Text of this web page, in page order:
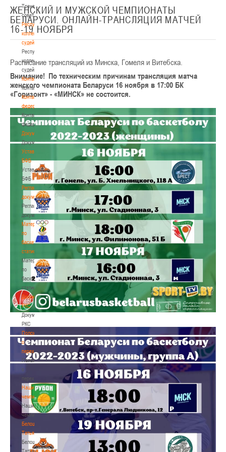
Тренерский
совет
Республиканская
коллегия
судей
Республиканская
коллегия
судей
Контакты
Контакты
Контакты
федерации
Контакты
федерации
Документы
Документы
Устав
БФБ
Устав
БФБ
Регламентирующие
документы
Регламентирующие
документы
Материалы
по
баскетбольной
статистике
Материалы
по
баскетбольной
статистике
Документы
РКС
Документы
РКС
Положение
о
переходах
Положение
о
переходах
Наши
чемпионы
Наши
чемпионы
Белошапко
Татьяна
Белошапко
Татьяна
ЖЕНСКИЙ И МУЖСКОЙ ЧЕМПИОНАТЫ
БЕЛАРУСИ. ОНЛАЙН-ТРАНСЛЯЦИЯ МАТЧЕЙ
16-19 НОЯБРЯ
Расписание трансляций из Минска, Гомеля и Витебска.
Внимание! По техническим причинам трансляция матча
женского чемпионата Беларуси 16 ноября в 17:00 БК
«Горизонт» - «МИНСК» не состоится.